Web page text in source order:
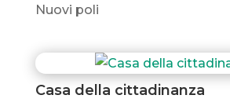
Nuovi poli
Casa della cittadinanza